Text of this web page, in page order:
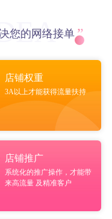
您的网络接单 ”
店铺权重
3A以上才能获得流量扶持
店铺推广
系统化的推广操作，才能带
来高流量 及精准客户